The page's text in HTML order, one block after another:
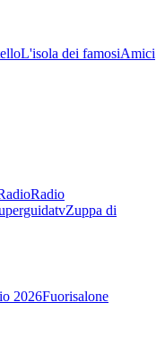
L'isola dei famosiAmici
Radio
Zuppa di
2026Fuorisalone